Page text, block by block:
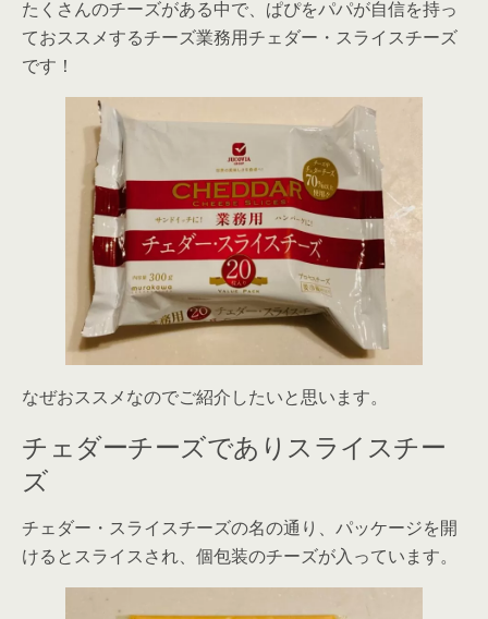
たくさんのチーズがある中で、ぱぴをパパが自信を持っ
ておススメするチーズ業務用チェダー・スライスチーズ
です！
なぜおススメなのでご紹介したいと思います。
チェダーチーズでありスライスチー
ズ
チェダー・スライスチーズの名の通り、パッケージを開
けるとスライスされ、個包装のチーズが入っています。